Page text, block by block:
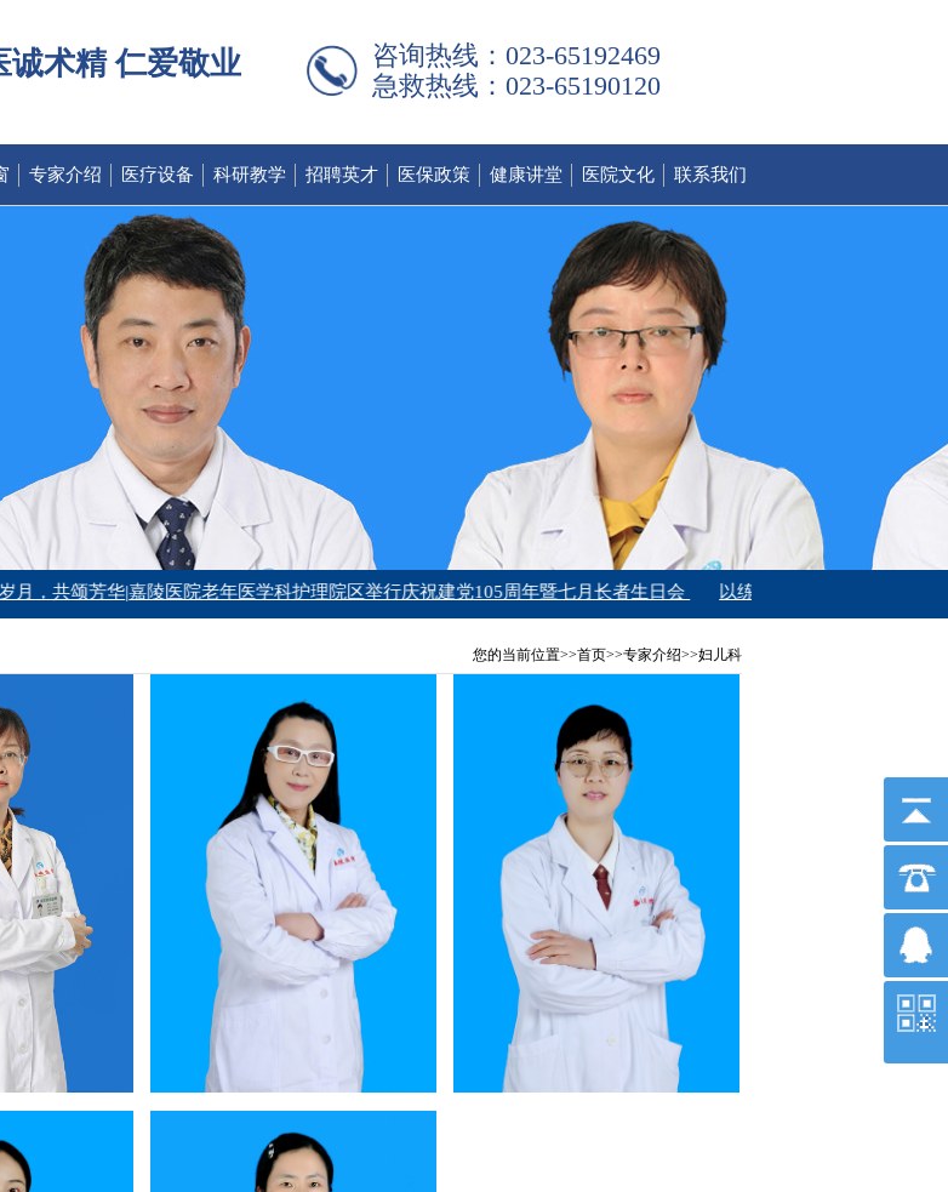
诚术精 仁爱敬业
咨询热线：023-65192469
急救热线：023-65190120
专家介绍 医疗设备 科研教学 招聘英才 医保政策 健康讲堂 医院文化 联系我们
颂芳华|嘉陵医院老年医学科护理院区举行庆祝建党105周年暨七月长者生日会 以练备战 守护平安｜嘉陵特装联
您的当前位置>>首页>>专家介绍>>妇儿科